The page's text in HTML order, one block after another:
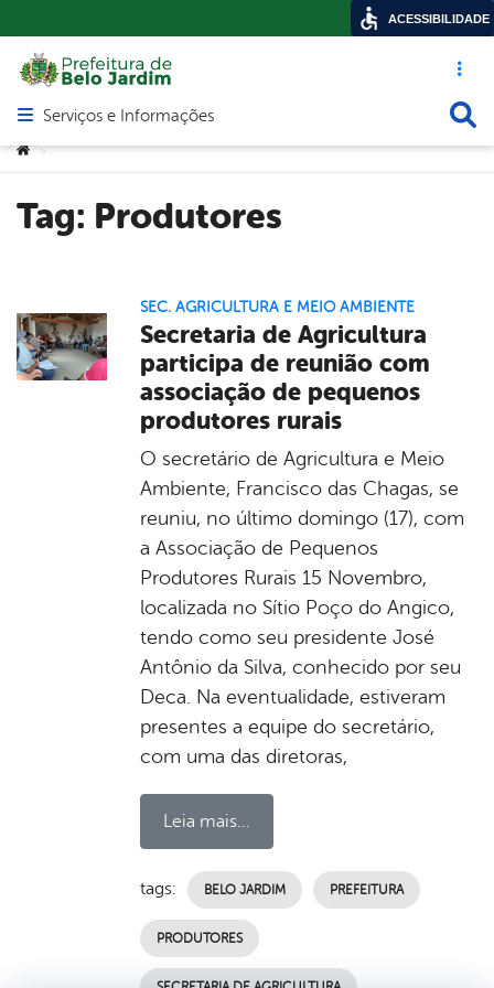
Acesso
Abrir menu principal de navegação
Serviços e Informações
Você está aqui:
>
Tag: Produtores
SEC. AGRICULTURA E MEIO AMBIENTE
Secretaria de Agricultura
participa de reunião com
associação de pequenos
produtores rurais
O secretário de Agricultura e Meio
Ambiente, Francisco das Chagas, se
reuniu, no último domingo (17), com
a Associação de Pequenos
Produtores Rurais 15 Novembro,
localizada no Sítio Poço do Angico,
tendo como seu presidente José
Antônio da Silva, conhecido por seu
Deca. Na eventualidade, estiveram
presentes a equipe do secretário,
com uma das diretoras,
Leia mais...
tags: BELO JARDIM PREFEITURA
PRODUTORES
ACESSIBILIDADE